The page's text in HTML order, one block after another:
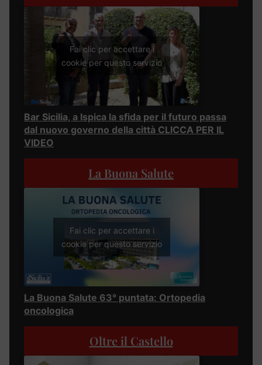
Fai clic per accettare i
cookie per questo servizio
Bar Sicilia, a Ispica la sfida per il futuro passa
dal nuovo governo della città CLICCA PER IL
VIDEO
La Buona Salute
Fai clic per accettare i
cookie per questo servizio
La Buona Salute 63° puntata: Ortopedia
oncologica
Oltre il Castello